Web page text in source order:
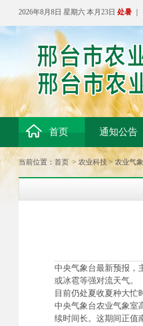
2026年8月8日 星期六 本月23日 处暑
首页 通知公告
当前位置： 首页 > 农业科技>农业气象
中央气象台最新预报，
或冰雹等强对流天气。
目前仍处夏收夏种大忙
中央气象台农业气象室
续时间长。这期间正值